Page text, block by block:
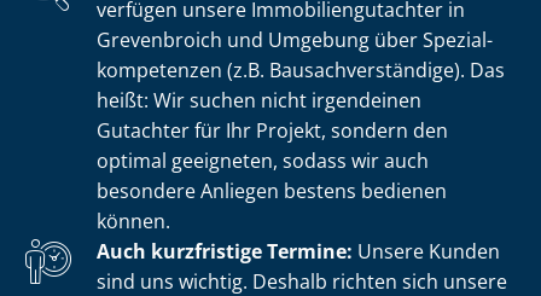
verfügen unsere Im­mo­bi­li­en­gut­ach­ter in
Grevenbroich und Umgebung über Spe­zi­al­
kom­pe­ten­zen (z.B. Bau­sach­ver­stän­di­ge). Das
heißt: Wir suchen nicht irgendeinen
Gutachter für Ihr Projekt, sondern den
optimal geeigneten, sodass wir auch
besondere Anliegen bestens bedienen
können.
Auch kurzfristige Termine: Unsere Kunden
sind uns wichtig. Deshalb richten sich unsere